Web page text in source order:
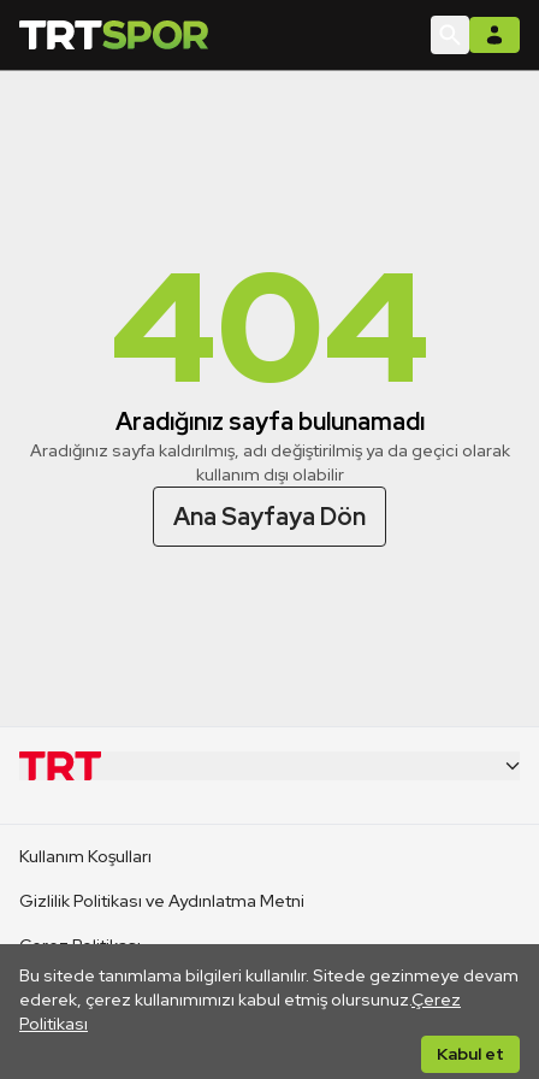
404
Aradığınız sayfa bulunamadı
Aradığınız sayfa kaldırılmış, adı değiştirilmiş ya da geçici olarak
kullanım dışı olabilir
Ana Sayfaya Dön
Bu sitede tanımlama bilgileri kullanılır. Sitede gezinmeye devam
ederek, çerez kullanımımızı kabul etmiş olursunuz.Çerez
Politikası
Kabul et
CANLI YAYINLAR
Kullanım Koşulları
Gizlilik Politikası ve Aydınlatma Metni
Çerez Politikası
İletişim
Her hakkı saklıdır. ©2026 TRT. Bağlantı yoluyla gidilen dış